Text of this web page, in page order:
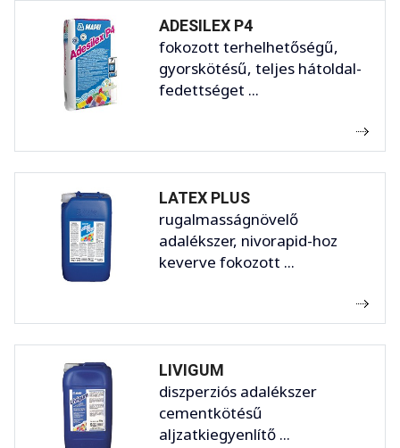
ADESILEX P4
fokozott terhelhetőségű,
gyorskötésű, teljes hátoldal-
fedettséget ...
LATEX PLUS
rugalmasságnövelő
adalékszer, nivorapid-hoz
keverve fokozott ...
LIVIGUM
diszperziós adalékszer
cementkötésű
aljzatkiegyenlítő ...